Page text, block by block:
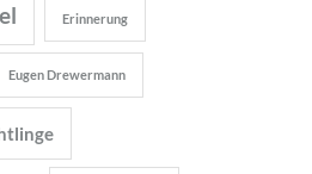
Erinnerung
Eugen Drewermann